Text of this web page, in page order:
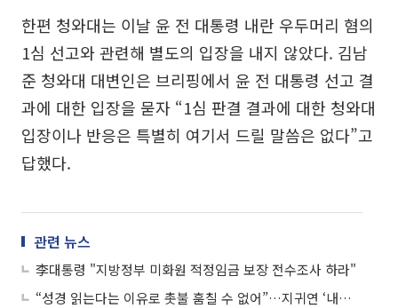
한편 청와대는 이날 윤 전 대통령 내란 우두머리 혐의
1심 선고와 관련해 별도의 입장을 내지 않았다. 김남
준 청와대 대변인은 브리핑에서 윤 전 대통령 선고 결
과에 대한 입장을 묻자 “1심 판결 결과에 대한 청와대
입장이나 반응은 특별히 여기서 드릴 말씀은 없다”고
답했다.
관련 뉴스
李대통령 "지방정부 미화원 적정임금 보장 전수조사 하라"
“성경 읽는다는 이유로 촛불 훔칠 수 없어”…지귀연 ‘내란’ 판단 근거는